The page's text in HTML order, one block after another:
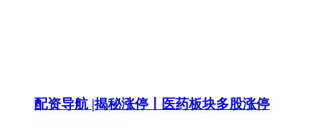
配资导航 |揭秘涨停丨医药板块多股涨停